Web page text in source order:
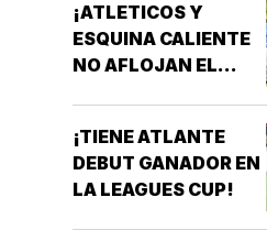
¡ATLETICOS Y
ESQUINA CALIENTE
NO AFLOJAN EL
¡TIENE ATLANTE
DEBUT GANADOR EN
LA LEAGUES CUP!